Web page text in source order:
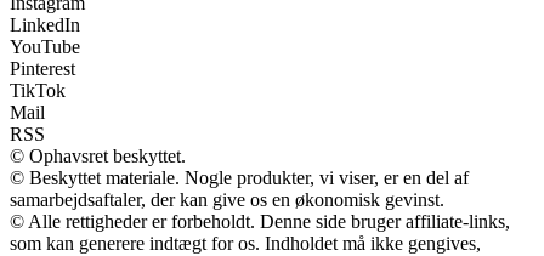
LinkedIn
YouTube
Pinterest
TikTok
Mail
RSS
© Ophavsret beskyttet.
© Beskyttet materiale. Nogle produkter, vi viser, er en del af
samarbejdsaftaler, der kan give os en økonomisk gevinst.
© Alle rettigheder er forbeholdt. Denne side bruger affiliate-links,
som kan generere indtægt for os. Indholdet må ikke gengives,